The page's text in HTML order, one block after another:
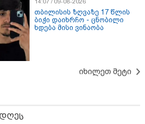
თბილისი - ჰერაკლიონი 1348.80
ლარიდან
თბილისის ზღვაზე 17 წლის
ბიჭი დაიხრჩო - ცნობილი
ხდება მისი ვინაობა
იხილეთ მეტი